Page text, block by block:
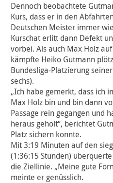
Dennoch beobachtete
Kurs, dass er in den
Deutschen Meister immer
Kurschat erlitt dann Defekt
vorbei. Als auch Max Holz
kämpfte Heiko Gutmann
Bundesliga-Platzierung
sechs).
„Ich habe gemerkt, dass ich
Max Holz bin und bin dann
Passage rein gegangen und
heraus geholt“, berichtet
Platz sichern konnte.
Mit 3:19 Minuten auf den
(1:36:15 Stunden)
die Ziellinie. „Meine gute
meinte er genüsslich.